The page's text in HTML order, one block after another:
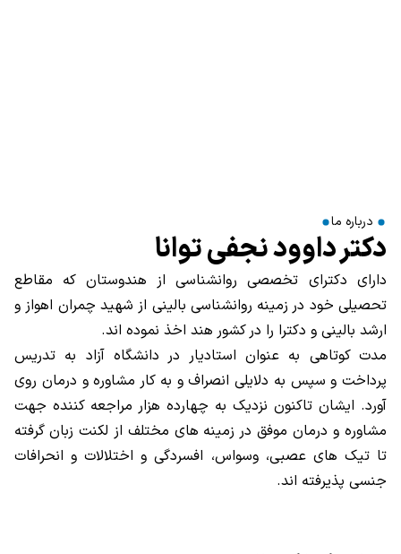
درباره ما
دکتر داوود نجفی توانا
دارای دکترای تخصصی روانشناسی از هندوستان که مقاطع
تحصیلی خود در زمینه روانشناسی بالینی از شهید چمران اهواز و
ارشد بالینی و دکترا را در کشور هند اخذ نموده اند.
مدت کوتاهی به عنوان استادیار در دانشگاه آزاد به تدریس
پرداخت و سپس به دلایلی انصراف و به کار مشاوره و درمان روی
آورد. ایشان تاکنون نزدیک به چهارده هزار مراجعه کننده جهت
مشاوره و درمان موفق در زمینه های مختلف از لکنت زبان گرفته
تا تیک های عصبی، وسواس، افسردگی و اختلالات و انحرافات
جنسی پذیرفته اند.